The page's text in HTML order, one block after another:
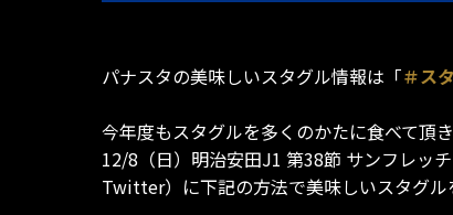
パナスタの美味しいスタグル情報は「＃ス
今年度もスタグルを多くのかたに食べて頂
12/8（日）明治安田J1 第38節 サンフレッ
Twitter）に下記の方法で美味しいスタグル